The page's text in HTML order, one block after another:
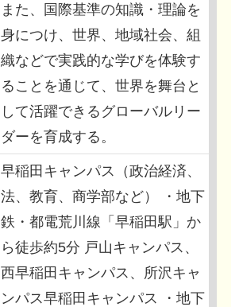
また、国際基準の知識・理論を
身につけ、世界、地域社会、組
織などで実践的な学びを体験す
ることを通じて、世界を舞台と
して活躍できるグローバルリー
ダーを育成する。
早稲田キャンパス（政治経済、
法、教育、商学部など） ・地下
鉄・都電荒川線「早稲田駅」か
ら徒歩約5分 戸山キャンパス、
西早稲田キャンパス、所沢キャ
ンパス早稲田キャンパス ・地下